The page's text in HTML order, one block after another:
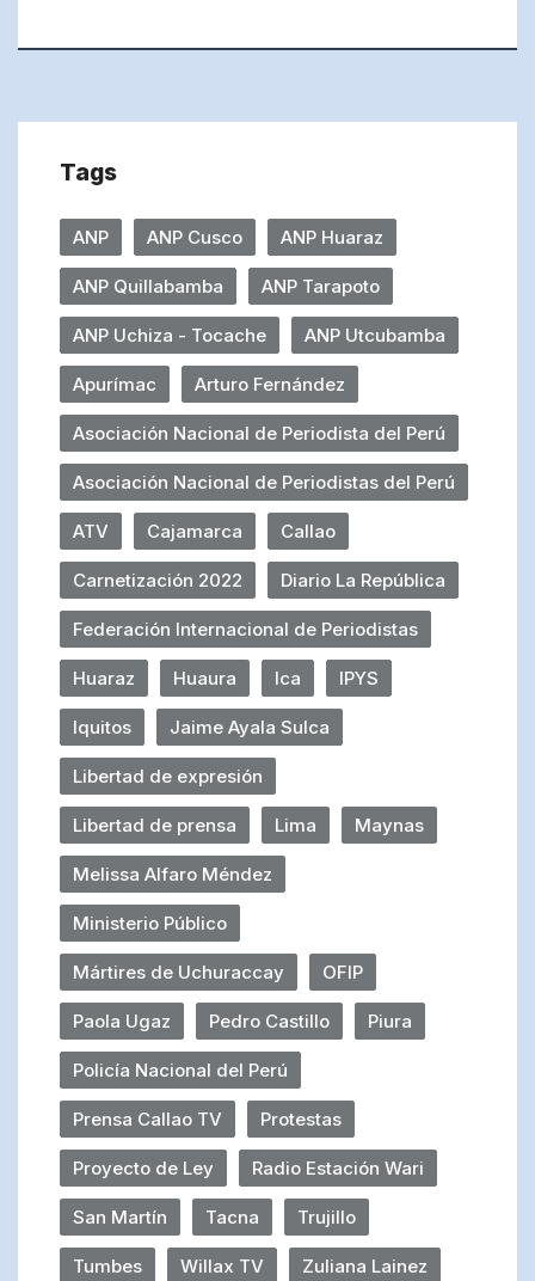
Tags
ANP ANP Cusco ANP Huaraz
ANP Quillabamba ANP Tarapoto
ANP Uchiza - Tocache ANP Utcubamba
Apurímac Arturo Fernández
Asociación Nacional de Periodista del Perú
Asociación Nacional de Periodistas del Perú
ATV Cajamarca Callao
Carnetización 2022 Diario La República
Federación Internacional de Periodistas
Huaraz Huaura Ica IPYS
Iquitos Jaime Ayala Sulca
Libertad de expresión
Libertad de prensa Lima Maynas
Melissa Alfaro Méndez
Ministerio Público
Mártires de Uchuraccay OFIP
Paola Ugaz Pedro Castillo Piura
Policía Nacional del Perú
Prensa Callao TV Protestas
Proyecto de Ley Radio Estación Wari
San Martín Tacna Trujillo
Tumbes Willax TV Zuliana Lainez